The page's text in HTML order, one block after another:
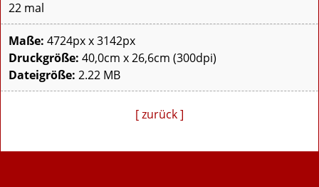
22 mal
Maße: 4724px x 3142px
Druckgröße: 40,0cm x 26,6cm (300dpi)
Dateigröße: 2.22 MB
[ zurück ]